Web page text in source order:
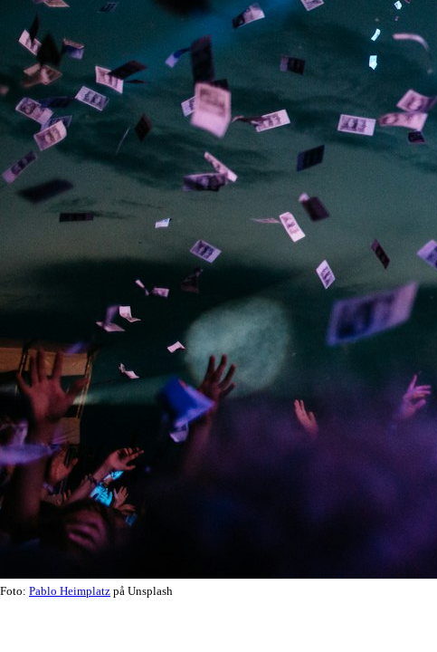
Foto: Pablo Heimplatz på Unsplash